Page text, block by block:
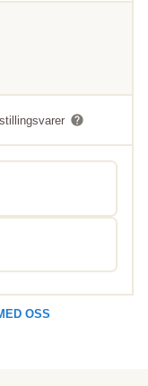
OSS